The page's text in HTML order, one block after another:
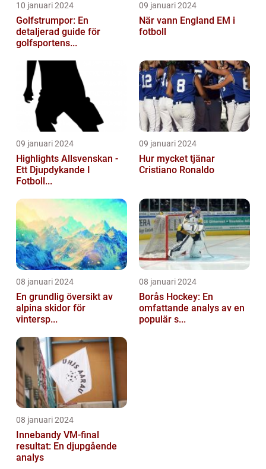
10 januari 2024
Golfstrumpor: En
detaljerad guide för
golfsportens...
09 januari 2024
När vann England EM i
fotboll
09 januari 2024
Highlights Allsvenskan -
Ett Djupdykande I
Fotboll...
09 januari 2024
Hur mycket tjänar
Cristiano Ronaldo
08 januari 2024
En grundlig översikt av
alpina skidor för
vintersp...
08 januari 2024
Borås Hockey: En
omfattande analys av en
populär s...
08 januari 2024
Innebandy VM-final
resultat: En djupgående
analys